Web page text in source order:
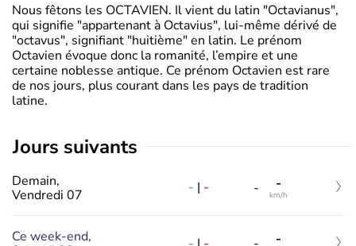
Nous fêtons les OCTAVIEN. Il vient du latin "Octavianus",
qui signifie "appartenant à Octavius", lui-même dérivé de
"octavus", signifiant "huitième" en latin. Le prénom
Octavien évoque donc la romanité, l’empire et une
certaine noblesse antique. Ce prénom Octavien est rare
de nos jours, plus courant dans les pays de tradition
latine.
jours suivants
Demain,
Vendredi 07
- | - - -
km/h
Ce week-end,
-